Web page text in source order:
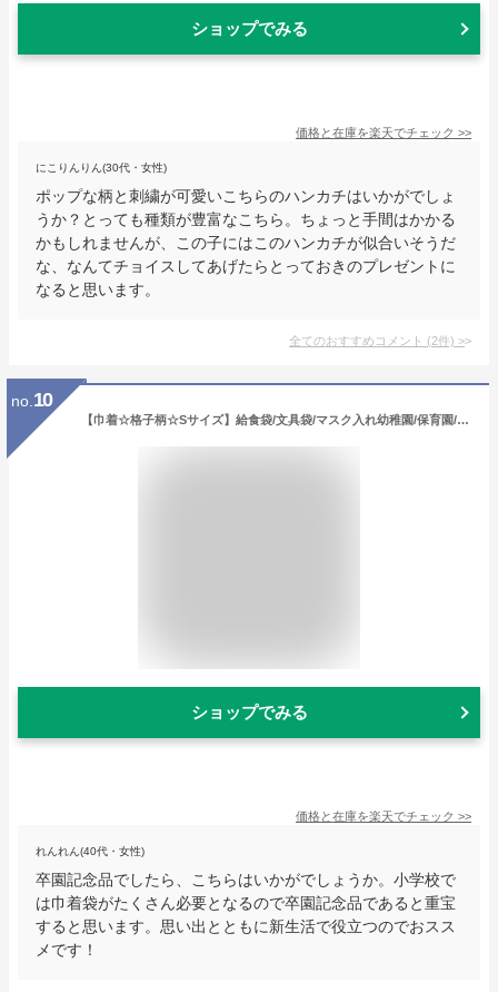
ショップでみる
価格と在庫を楽天でチェック >>
にこりんりん(30代・女性)
ポップな柄と刺繍が可愛いこちらのハンカチはいかがでしょ
うか？とっても種類が豊富なこちら。ちょっと手間はかかる
かもしれませんが、この子にはこのハンカチが似合いそうだ
な、なんてチョイスしてあげたらとっておきのプレゼントに
なると思います。
全てのおすすめコメント (2件) >
no. 10
【巾着☆格子柄☆Sサイズ】給食袋/文具袋/マスク入れ幼稚園/保育園/小学校入園入学用お祝い/新学期/通園バッグ男の子用/女の子用日本製/卒園記念品（1522）
ショップでみる
価格と在庫を楽天でチェック >>
れんれん(40代・女性)
卒園記念品でしたら、こちらはいかがでしょうか。小学校で
は巾着袋がたくさん必要となるので卒園記念品であると重宝
すると思います。思い出とともに新生活で役立つのでおスス
メです！